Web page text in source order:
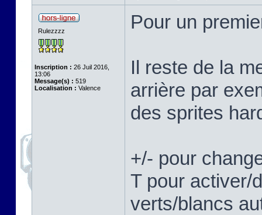
Rulezzzz
Inscription : 26 Juil 2016,
13:06
Message(s) : 519
Localisation : Valence
Pour un
Il reste de la
arrière par
des sprites
+/- pour
T pour activer/
verts/blancs